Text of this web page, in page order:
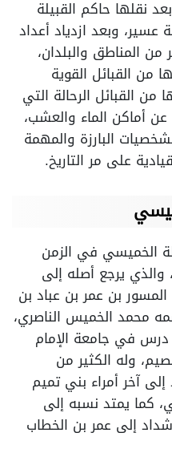
نقلها حاكم القبيلة
عسير، وبعد ازدياد أعداد
من المناطق والبلدان،
من القبائل القوية
القبائل الرحالة التي
أماكن الماء والعشب،
البارزة والمهمة
على مر التاريخ.
الخميسي في الزمن
والذي يرجع أصله إلى
المسور بن عمر بن عباد بن
محمد الخميس الناصري،
في جامعة الإمام
وله الكثير من
آخر أمراء بني تميم
كما يمتد نسبه إلى
إلى عمر بن الخطاب